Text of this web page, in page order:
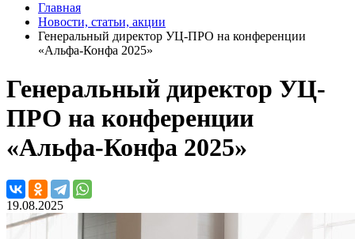
Главная
Новости, статьи, акции
Генеральный директор УЦ-ПРО на конференции
«Альфа-Конфа 2025»
Генеральный директор УЦ-
ПРО на конференции
«Альфа-Конфа 2025»
19.08.2025